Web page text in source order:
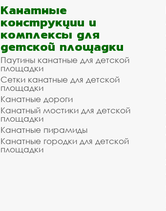
Канатные
конструкции и
комплексы для
детской площадки
Паутины канатные для детской
площадки
Сетки канатные для детской
площадки
Канатные дороги
Канатный мостики для детской
площадки
Канатные пирамиды
Канатные городки для детской
площадки